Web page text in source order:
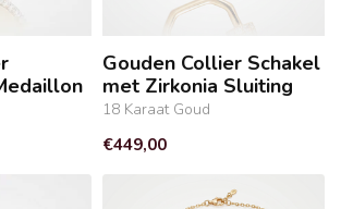
Gouden Collier Schakel
met Zirkonia Sluiting
18 Karaat Goud
€449,00